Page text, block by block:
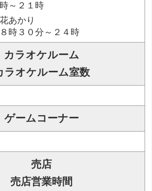
～２１時
あかり
時３０分～２４時
カラオケルーム
ラオケルーム室数
ゲームコーナー
売店
売店営業時間